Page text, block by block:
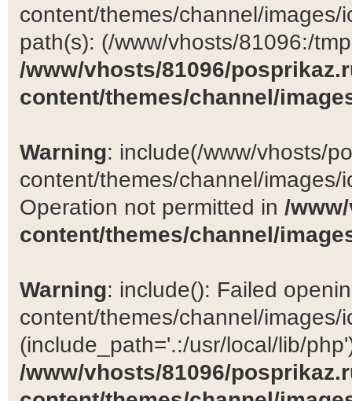
content/themes/channel/
path(s): (/www/vhosts/81096:/
/www/vhosts/81096/
content/themes/channel/
Warning: include(/www/vhosts/
content/themes/channel/
Operation not permitted in /
content/themes/channel/
Warning: include(): Failed
content/themes/channel/images/
(include_path='.:/usr/local/lib/
/www/vhosts/81096/